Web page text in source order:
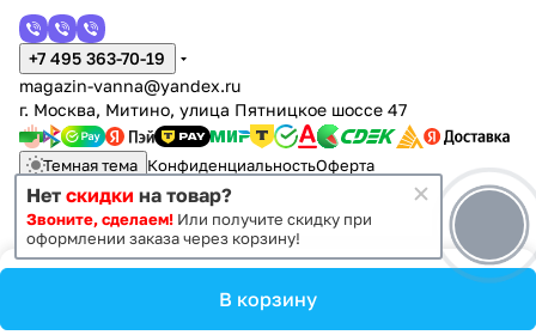
В корзину
+7 495 363-70-19
magazin-vanna@yandex.ru
г. Москва, Митино, улица Пятницкое шоссе 47
Темная тема КонфиденциальностьОферта
© 2011 - 2026 Vanna-vanna.ru
Нет скидки на товар?
Звоните, сделаем! Или получите скидку при
оформлении заказа через корзину!